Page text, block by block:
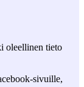
oleellinen tieto
sivuille,